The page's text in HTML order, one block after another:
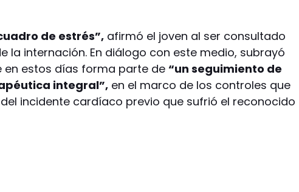
de estrés”, afirmó el joven al ser consultado
la internación. En diálogo con este medio, subrayó
en estos días forma parte de“un seguimiento de
integral”, en el marco de los controles que
incidente cardíaco previo que sufrió el reconocido